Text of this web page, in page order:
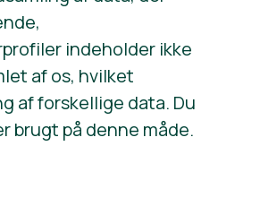
indeholder ikke
af os, hvilket
af forskellige data. Du
brugt på denne måde.